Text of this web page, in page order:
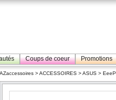
Coups de coeur Promotions
AZaccessoires >ACCESSOIRES >ASUS >